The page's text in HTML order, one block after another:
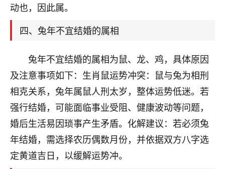
动也，因此属。
四、兔年不宜结婚的属相
兔年不宜结婚的属相为鼠、龙、鸡，具体原因
及注意事项如下：生肖鼠运势冲突：鼠与兔为相刑
相克关系，兔年属鼠人刑太岁，整体运势低迷。若
强行结婚，可能面临事业受阻、健康波动等问题，
婚后生活易因琐事产生矛盾。化解建议：若必须兔
年结婚，需选择农历偶数月份，并依据双方八字选
定黄道吉日，以缓解运势冲。
我女儿高二叛逆，大半年不上学，一说她就要死要活
师，一开始我是病急乱投医，这半年来，法事一个个
大学，只要能安安稳稳的把书读了，身体心理都健健
康康的我就很知足了！
鹿森 ：可怜天下父母心啊！
3小时前 来自河北 16
付深
我是公司人事调整，有升迁机会，但同时竞争的我们
三个，找老师的时候是抱着侥幸心理，没想到老师看